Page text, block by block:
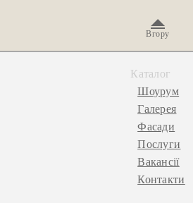
Вгору
Каталог
Шоурум
Галерея
Фасади
Послуги
Вакансії
Контакти